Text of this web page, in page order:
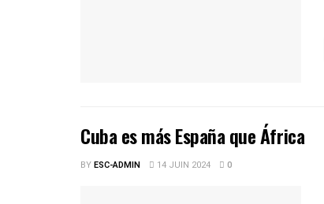
Cuba es más España que África
BYESC-ADMIN 14 JUIN 2024 0